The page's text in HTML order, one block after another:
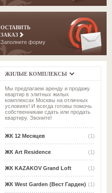
ОСТАВИТЬ
ЗАКАЗ
Заполните форму
ЖИЛЫЕ КОМПЛЕКСЫ
Мы предлагаем аренду и продажу
квартир в элитных жилых
комплексах Москвы на отличных
условиях! И всегда готовы помочь
собственникам сдать или продать
квартиру. Звоните!
(1)
ЖК 12 Месяцев
(1)
ЖК Art Residence
(1)
ЖК KAZAKOV Grand Loft
(1)
ЖК West Garden (Вест Гарден)